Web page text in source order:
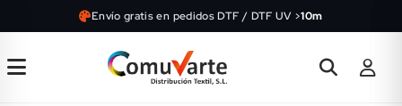
Envío gratis en pedidos DTF / DTF UV >10m